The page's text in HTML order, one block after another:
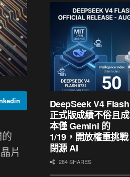
片
DeepSeek V4 Flash
正式版成績不俗且成
本僅 Gemini 的
1/19，開放權重挑戰
閉源 AI
284 SHARES